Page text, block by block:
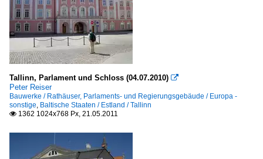
Tallinn, Parlament und Schloss (04.07.2010) 
Peter Reiser
Bauwerke / Rathäuser, Parlaments- und Regierungsgebäude / Europa -
sonstige, Baltische Staaten / Estland / Tallinn
 1362 1024x768 Px, 21.05.2011